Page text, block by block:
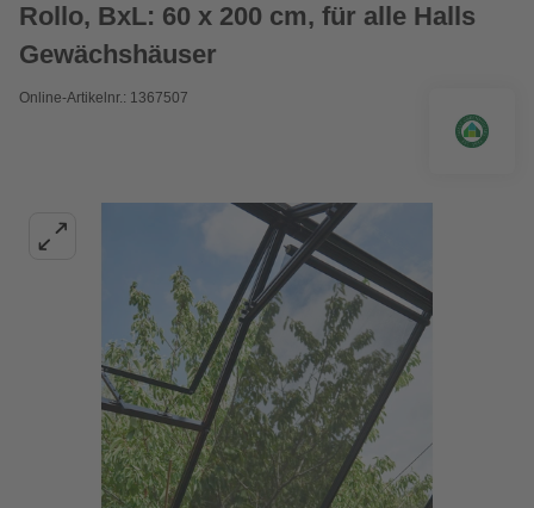
Rollo, BxL: 60 x 200 cm, für alle Halls
Gewächshäuser
Online-Artikelnr.: 1367507